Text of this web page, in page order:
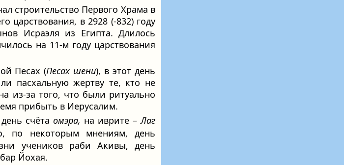
строительство Первого Храма в
царствования, в 2928 (-832) году
Исраэля из Египта. Длилось
на 11-м году царствования
Песах (Песах шени), в этот день
пасхальную жертву те, кто не
из-за того, что были ритуально
прибыть в Иерусалим.
счёта омэра, на иврите –Лаг
по некоторым мнениям, день
учеников раби Акивы, день
Йохая.